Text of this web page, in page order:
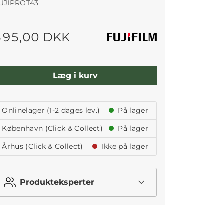
DKK
Læg i kurv
Onlinelager (1-2 dages lev.)
På lager
København (Click & Collect)
På lager
Århus (Click & Collect)
Ikke på lager
Produkteksperter